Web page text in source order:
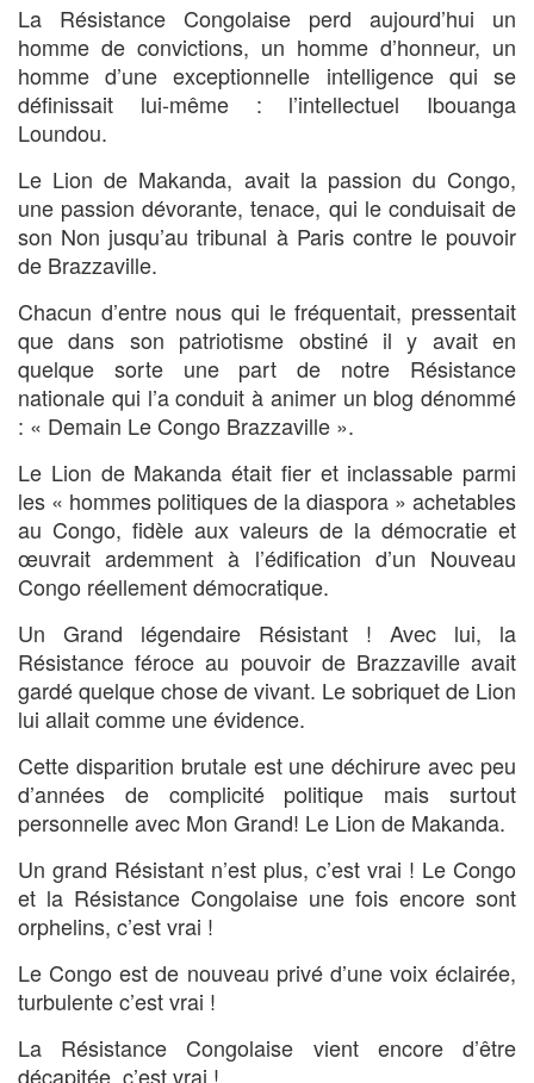
La Résistance Congolaise perd aujourd’hui un
homme de convictions, un homme d’honneur, un
homme d’une exceptionnelle intelligence qui se
définissait lui-même : l’intellectuel Ibouanga
Loundou.
Le Lion de Makanda, avait la passion du Congo,
une passion dévorante, tenace, qui le conduisait de
son Non jusqu’au tribunal à Paris contre le pouvoir
de Brazzaville.
Chacun d’entre nous qui le fréquentait, pressentait
que dans son patriotisme obstiné il y avait en
quelque sorte une part de notre Résistance
nationale qui l’a conduit à animer un blog dénommé
: « Demain Le Congo Brazzaville ».
Le Lion de Makanda était fier et inclassable parmi
les « hommes politiques de la diaspora » achetables
au Congo, fidèle aux valeurs de la démocratie et
œuvrait ardemment à l’édification d’un Nouveau
Congo réellement démocratique.
Un Grand légendaire Résistant ! Avec lui, la
Résistance féroce au pouvoir de Brazzaville avait
gardé quelque chose de vivant. Le sobriquet de Lion
lui allait comme une évidence.
Cette disparition brutale est une déchirure avec peu
d’années de complicité politique mais surtout
personnelle avec Mon Grand! Le Lion de Makanda.
Un grand Résistant n’est plus, c’est vrai ! Le Congo
et la Résistance Congolaise une fois encore sont
orphelins, c’est vrai !
Le Congo est de nouveau privé d’une voix éclairée,
turbulente c’est vrai !
La Résistance Congolaise vient encore d’être
décapitée, c’est vrai !